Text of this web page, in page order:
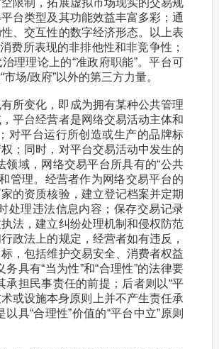
限制，拓展虚拟市场现实的交易规
台类型及其功能效益丰富多彩；通
、交互性的数字经济形态。以上表
费所表现的非排他性和非竞争性；
理理论上的“准政府职能”。平台可
场/政府”以外的第三方力量。
所变化，即成为拥有某种公共管理
平台经营者是网络交易活动主体和
对平台运行所创造或生产的品牌标
；同时，对平台交易活动中发生的
域，网络交易平台所具有的“公共
管理。经营者作为网络交易平台的
的资质核验，建立登记档案并定期
处理违法信息内容；保存交易记录
法，建立纠纷处理机制和侵权防范
政法上的规定，经营者如有违反，
，包括维护交易安全、消费者权益
具有“当为性”和“合理性”的法律要
担民事责任的前提；后者则以“平
或设施本身原则上并不产生责任承
具“合理性”价值的“平台中立”原则